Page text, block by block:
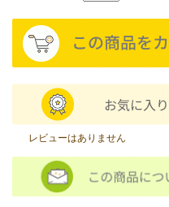
レビューはありません